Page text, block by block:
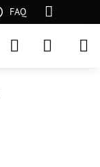
FAQ